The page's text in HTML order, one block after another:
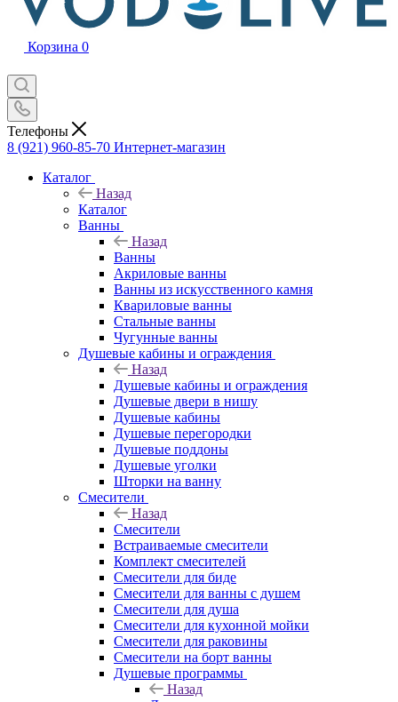
Корзина 0
Телефоны
8 (921) 960-85-70 Интернет-магазин
Каталог
Назад
Каталог
Ванны
Назад
Ванны
Акриловые ванны
Ванны из искусственного камня
Квариловые ванны
Стальные ванны
Чугунные ванны
Душевые кабины и ограждения
Назад
Душевые кабины и ограждения
Душевые двери в нишу
Душевые кабины
Душевые перегородки
Душевые поддоны
Душевые уголки
Шторки на ванну
Смесители
Назад
Смесители
Встраиваемые смесители
Комплект смесителей
Смесители для биде
Смесители для ванны с душем
Смесители для душа
Смесители для кухонной мойки
Смесители для раковины
Смесители на борт ванны
Душевые программы
Назад